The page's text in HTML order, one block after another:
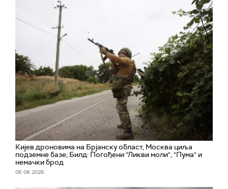
Кијев дроновима на Брјанску област, Москва циља
подземне базе; Билд: Погођени "Ликви моли", "Пума" и
немачки брод
06. 08. 2026.